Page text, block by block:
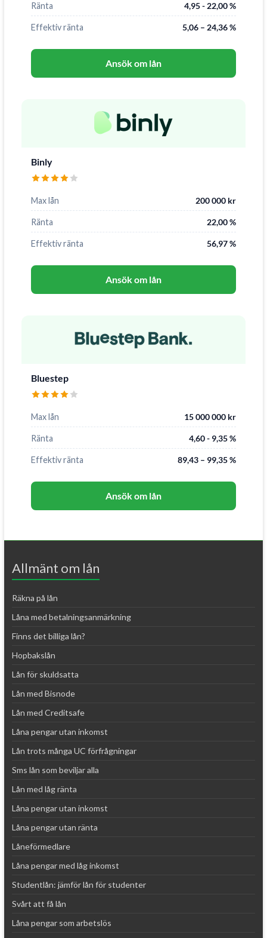
Ränta 4,95 - 22,00 %
Effektiv ränta 5,06 – 24,36 %
Ansök om lån
Binly
Max lån 200 000 kr
Ränta 22,00 %
Effektiv ränta 56,97 %
Ansök om lån
Bluestep
Max lån 15 000 000 kr
Ränta 4,60 - 9,35 %
Effektiv ränta 89,43 – 99,35 %
Ansök om lån
Allmänt om lån
Räkna på lån
Låna med betalningsanmärkning
Finns det billiga lån?
Hopbakslån
Lån för skuldsatta
Lån med Bisnode
Lån med Creditsafe
Låna pengar utan inkomst
Lån trots många UC förfrågningar
Sms lån som beviljar alla
Lån med låg ränta
Låna pengar utan inkomst
Låna pengar utan ränta
Låneförmedlare
Låna pengar med låg inkomst
Studentlån: jämför lån för studenter
Svårt att få lån
Låna pengar som arbetslös